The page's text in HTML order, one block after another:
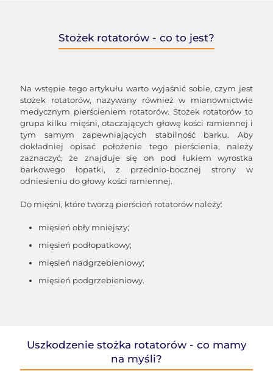
Stożek rotatorów - co to jest?
Na wstępie tego artykułu warto wyjaśnić sobie, czym jest
stożek rotatorów, nazywany również w mianownictwie
medycznym pierścieniem rotatorów. Stożek rotatorów to
grupa kilku mięśni, otaczających głowę kości ramiennej i
tym samym zapewniających stabilność barku. Aby
dokładniej opisać położenie tego pierścienia, należy
zaznaczyć, że znajduje się on pod łukiem wyrostka
barkowego łopatki, z przednio-bocznej strony w
odniesieniu do głowy kości ramiennej.
Do mięśni, które tworzą pierścień rotatorów należy:
mięsień obły mniejszy;
mięsień podłopatkowy;
mięsień nadgrzebieniowy;
mięsień podgrzebieniowy.
Uszkodzenie stożka rotatorów - co mamy
na myśli?